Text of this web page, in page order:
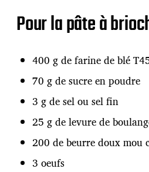
Pour la pâte à
400 g de farine de blé
70 g de sucre en poudre
3 g de sel ou sel fin
25 g de levure de
200 de beurre doux mou
3 oeufs